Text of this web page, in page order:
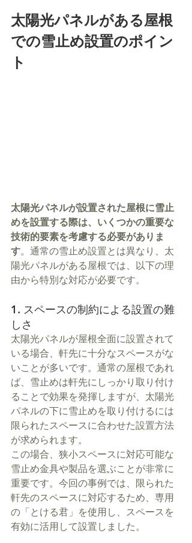
太陽光パネルがある屋根
での雪止め設置のポイン
ト
太陽光パネルが設置された屋根に雪止
めを設置する際は、いくつかの重要な
技術的要素を考慮する必要がありま
す。通常の雪止め設置とは異なり、太
陽光パネルがある屋根では、以下の理
由から特別な対応が必要です。
1. スペースの制約による設置の難
しさ
太陽光パネルが屋根全面に設置されて
いる場合、軒先に十分なスペースがな
いことが多いです。通常の屋根であれ
ば、雪止めは軒先にしっかり取り付け
ることで効果を発揮しますが、太陽光
パネルの下に雪止めを取り付けるには
限られたスペースに合わせた設置方法
が求められます。
この場合、狭小スペースに対応可能な
雪止め金具や製品を選ぶことが非常に
重要です。今回の事例では、限られた
軒先のスペースに対応するため、専用
の「とける君」を使用し、スペースを
有効に活用して設置しました。